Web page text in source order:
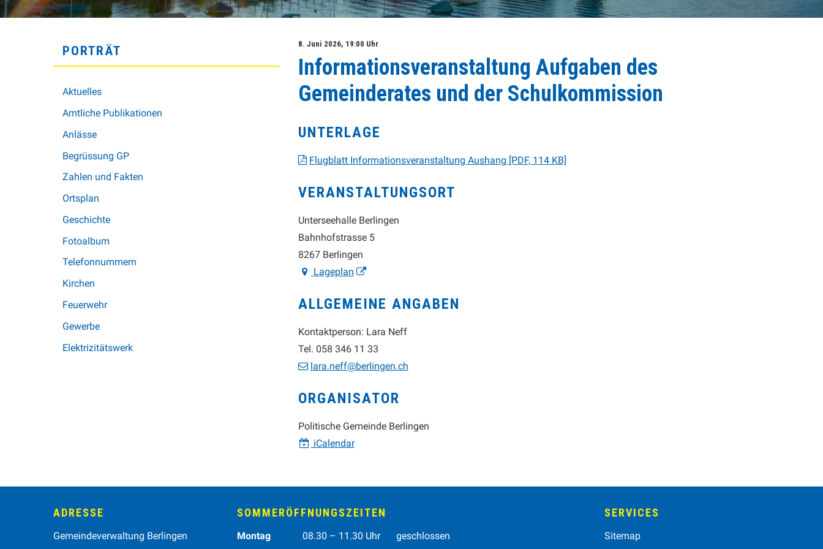
SUBNAVIGATION
PORTRÄT
Aktuelles
Amtliche Publikationen
Anlässe
Begrüssung GP
Zahlen und Fakten
Ortsplan
Geschichte
Fotoalbum
Telefonnummern
Kirchen
Feuerwehr
Gewerbe
Elektrizitätswerk
Informationsveranstaltung Aufgaben des
Gemeinderates und der Schulkommission
8. Juni 2026, 19:00 Uhr
UNTERLAGE
Flugblatt Informationsveranstaltung Aushang [PDF, 114 KB]
VERANSTALTUNGSORT
Unterseehalle Berlingen
Bahnhofstrasse 5
8267 Berlingen
Lageplan
ALLGEMEINE ANGABEN
Kontaktperson: Lara Neff
Tel. 058 346 11 33
lara.neff@berlingen.ch
ORGANISATOR
Politische Gemeinde Berlingen
iCalendar
FooterADRESSE
Gemeindeverwaltung Berlingen
SOMMERÖFFNUNGSZEITEN
Wochentag Vormittag Nachmittag
Montag 08.30 – 11.30 Uhr
geschlossen
SERVICES
Sitemap